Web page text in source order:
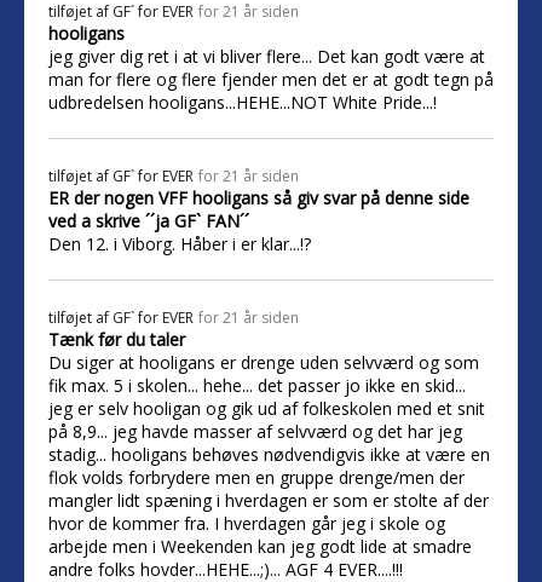
tilføjet af GF´ for EVER for 21 år siden
hooligans
jeg giver dig ret i at vi bliver flere... Det kan godt være at
man for flere og flere fjender men det er at godt tegn på
udbredelsen hooligans...HEHE...NOT White Pride...!
tilføjet af GF` for EVER for 21 år siden
ER der nogen VFF hooligans så giv svar på denne side
ved a skrive ´´ja GF` FAN´´
Den 12. i Viborg. Håber i er klar...!?
tilføjet af GF` for EVER for 21 år siden
Tænk før du taler
Du siger at hooligans er drenge uden selvværd og som
fik max. 5 i skolen... hehe... det passer jo ikke en skid...
jeg er selv hooligan og gik ud af folkeskolen med et snit
på 8,9... jeg havde masser af selvværd og det har jeg
stadig... hooligans behøves nødvendigvis ikke at være en
flok volds forbrydere men en gruppe drenge/men der
mangler lidt spæning i hverdagen er som er stolte af der
hvor de kommer fra. I hverdagen går jeg i skole og
arbejde men i Weekenden kan jeg godt lide at smadre
andre folks hovder...HEHE...;)... AGF 4 EVER....!!!